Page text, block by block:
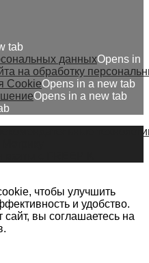
tab
данныхOpens in
на обработку
CookieOpens in a new tab
Opens in a new tab
чтобы улучшить
и удобство.
сайт, вы соглашаетесь на